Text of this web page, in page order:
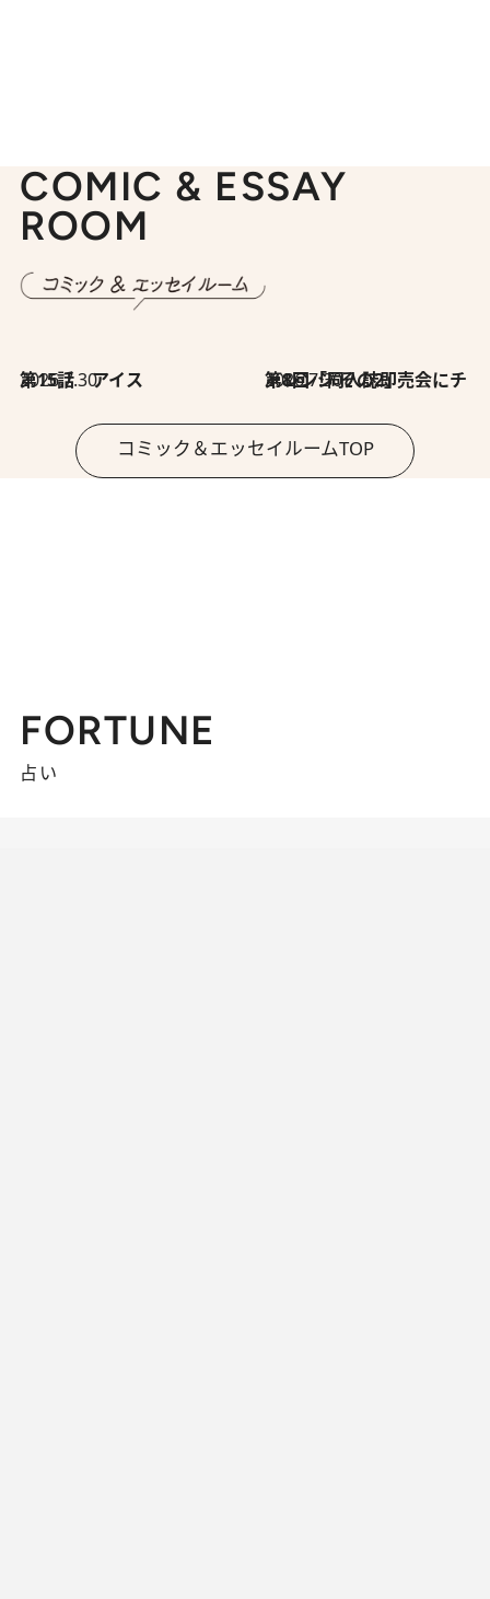
COMIC & ESSAY
ROOM
2026.7.30
第15話 アイス 2026.7.30
第8回「同人誌即売会にチャレンジ その2」
コミック＆エッセイルームTOP
FORTUNE
占い